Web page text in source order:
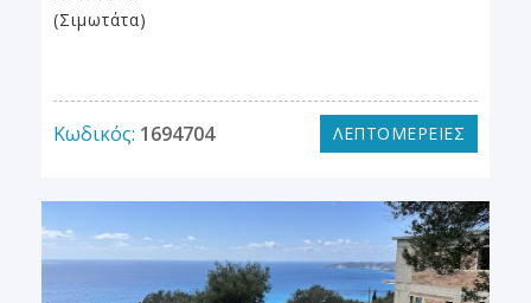
(Σιμωτάτα)
Κωδικός: 1694704 ΛΕΠΤΟΜΕΡΕΙΕΣ